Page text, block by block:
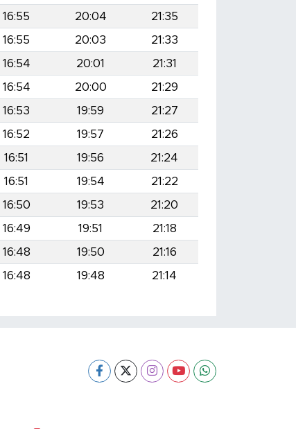
16:55 20:04
21:35
16:55 20:03
21:33
16:54 20:01
21:31
16:54 20:00
21:29
16:53 19:59
21:27
16:52 19:57
21:26
16:51 19:56
21:24
16:51 19:54
21:22
16:50 19:53
21:20
16:49 19:51
21:18
16:48 19:50
21:16
16:48 19:48 21:14